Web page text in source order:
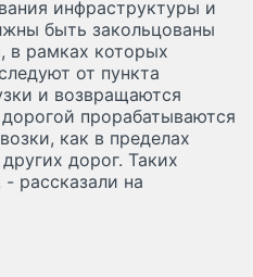
инфраструктуры и
быть закольцованы
в рамках которых
от пункта
и возвращаются
прорабатываются
как в пределах
дорог. Таких
рассказали на